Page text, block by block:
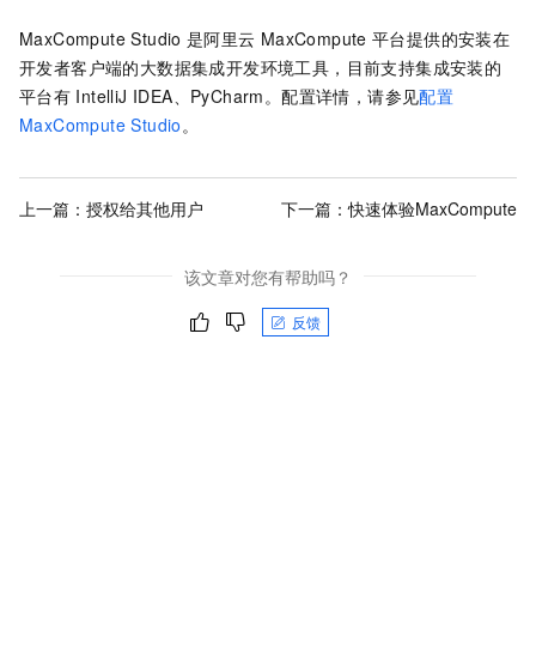
MaxCompute Studio 是阿里云 MaxCompute 平台提供的安装在
开发者客户端的大数据集成开发环境工具，目前支持集成安装的
平台有 IntelliJ IDEA、PyCharm。配置详情，请参见配置
MaxCompute Studio 。
上一篇： 授权给其他用户 下一篇：快速体验MaxCompute
该文章对您有帮助吗？
反馈